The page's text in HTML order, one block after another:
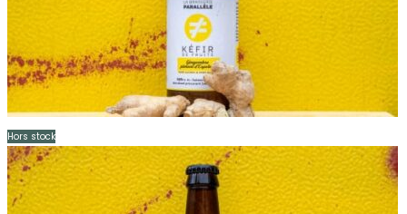
Hors stock